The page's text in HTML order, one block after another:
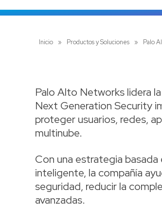
Inicio » Productos y Soluciones » Palo
Palo Alto Networks lidera
Next Generation Security
proteger usuarios, redes,
multinube.
Con una estrategia
inteligente, la compañía
seguridad, reducir la
avanzadas.